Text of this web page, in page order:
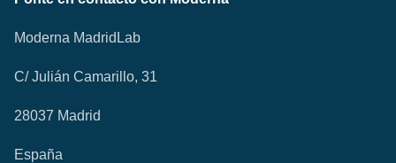
Moderna MadridLab
C/ Julián Camarillo, 31
28037 Madrid
España